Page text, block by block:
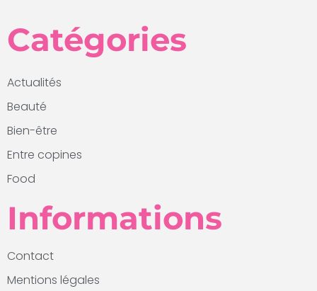
Catégories
Actualités
Beauté
Bien-être
Entre copines
Food
Informations
Contact
Mentions légales